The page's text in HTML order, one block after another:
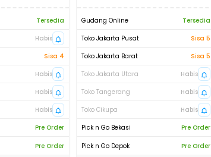
Tersedia
Habis
Sisa 4
Habis
Habis
Habis
Pre Order
Pre Order
Gudang Online
Tersedia
Toko Jakarta Pusat
Sisa 5
Toko Jakarta Barat
Sisa 5
Toko Jakarta Utara
Habis
Toko Tangerang
Habis
Toko Cikupa
Habis
Pick n Go Bekasi
Pre Order
Pick n Go Depok Pre Order